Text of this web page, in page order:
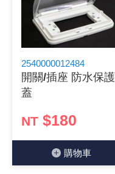
2540000012484
開關/插座 防水保護
蓋
NT $180
購物⾞